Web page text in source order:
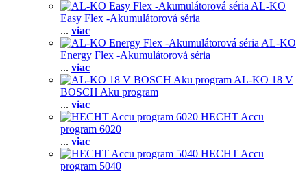
AL-KO
Easy Flex -Akumulátorová séria
... viac
AL-KO
Energy Flex -Akumulátorová séria
... viac
AL-KO 18 V
BOSCH Aku program
... viac
HECHT Accu
program 6020
... viac
HECHT Accu
program 5040